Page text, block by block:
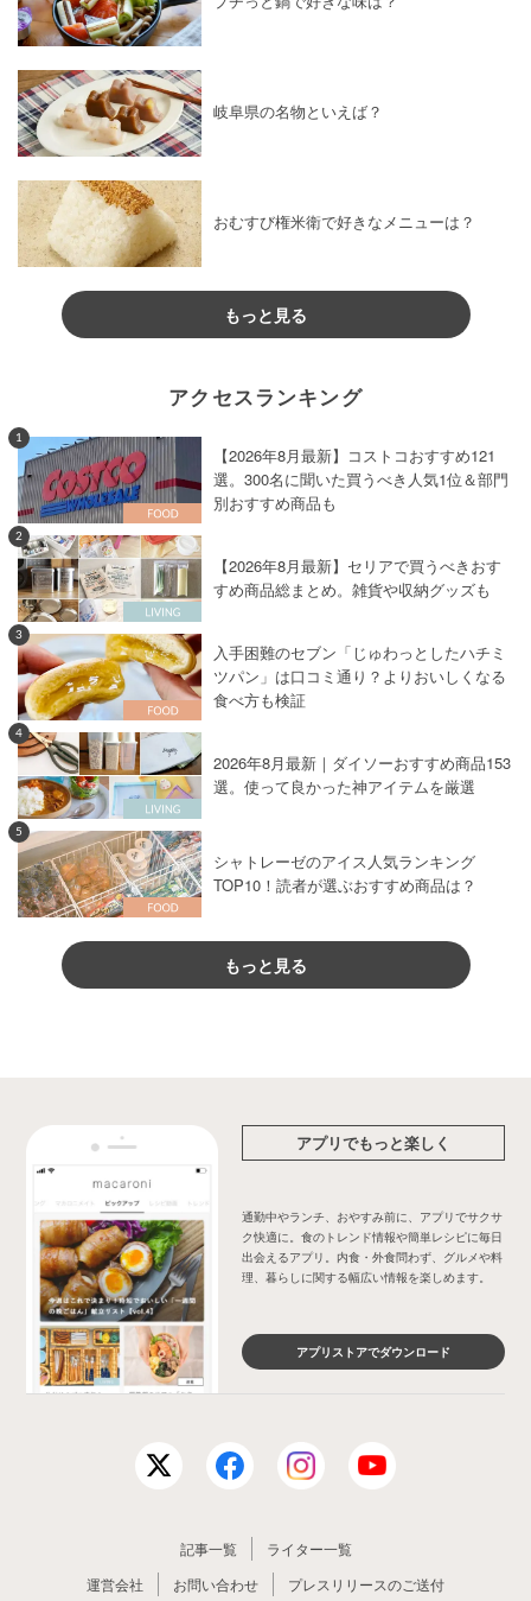
岐阜県の名物といえば？
おむすび権米衛で好きなメニューは？
もっと見る
アクセスランキング
1
【2026年8月最新】コストコおすすめ121
選。300名に聞いた買うべき人気1位＆部門
別おすすめ商品も
2
【2026年8月最新】セリアで買うべきおす
すめ商品総まとめ。雑貨や収納グッズも
3
入手困難のセブン「じゅわっとしたハチミ
ツパン」は口コミ通り？よりおいしくなる
食べ方も検証
4
2026年8月最新｜ダイソーおすすめ商品153
選。使って良かった神アイテムを厳選
5
シャトレーゼのアイス人気ランキング
TOP10！読者が選ぶおすすめ商品は？
もっと見る
アプリでもっと楽しく
通勤中やランチ、おやすみ前に、アプリでサクサ
ク快適に。食のトレンド情報や簡単レシピに毎日
出会えるアプリ。内食・外食問わず、グルメや料
理、暮らしに関する幅広い情報を楽しめます。
アプリストアでダウンロード
記事一覧
ライター一覧
運営会社
お問い合わせ プレスリリースのご送付